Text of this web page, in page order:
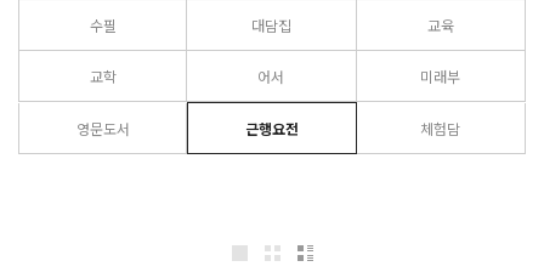
수필 대담집 교육
교학 어서 미래부
영문도서 근행요전 체험담